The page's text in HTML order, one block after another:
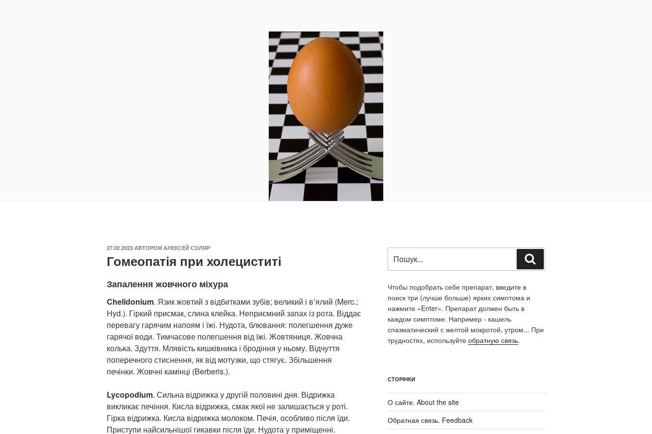
ОПУБЛІКОВАНО
27.02.2023 АВТОРОМ АЛЕКСЕЙ СОЛЯР
Гомеопатія при холециститі
Запалення жовчного міхура
Chelidonium. Язик жовтий з відбитками зубів; великий і в’ялий (Merc.;
Hyd.). Гіркий присмак, слина клейка. Неприємний запах із рота. Віддає
перевагу гарячим напоям і їжі. Нудота, блювання: полегшення дуже
гарячої води. Тимчасове полегшення від їжі. Жовтяниця. Жовчна
колька. Здуття. Млявість кишківника і бродіння у ньому. Відчуття
поперечного стиснення, як від мотузки, що стягує. Збільшення
печінки. Жовчні камінці (Berberis.).
Lycopodium. Сильна відрижка у другій половині дня. Відрижка
викликає печіння. Кисла відрижка, смак якої не залишається у роті.
Гірка відрижка. Кисла відрижка молоком. Печія, особливо після їди.
Приступи найсильнішої гикавки після їди. Нудота у приміщенні.
за
запитом:
Чтобы подобрать себе препарат, введите в
поиск три (лучше больше) ярких симптома и
нажмите «Enter». Препарат должен быть в
каждом симптоме. Например - кашель
спазматический с желтой мокротой, утром... При
трудностях, используйте обратную связь.
СТОРІНКИ
О сайте. About the site
Обратная связь. Feedback